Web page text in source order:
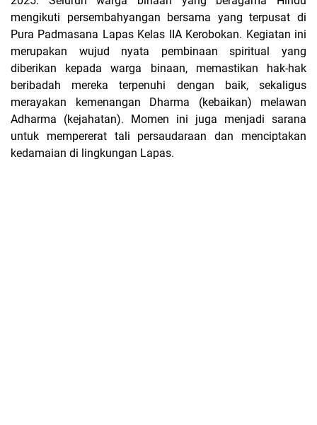
mengikuti persembahyangan bersama yang terpusat di
Pura Padmasana Lapas Kelas IIA Kerobokan. Kegiatan ini
merupakan wujud nyata pembinaan spiritual yang
diberikan kepada warga binaan, memastikan hak-hak
beribadah mereka terpenuhi dengan baik, sekaligus
merayakan kemenangan Dharma (kebaikan) melawan
Adharma (kejahatan). Momen ini juga menjadi sarana
untuk mempererat tali persaudaraan dan menciptakan
kedamaian di lingkungan Lapas.